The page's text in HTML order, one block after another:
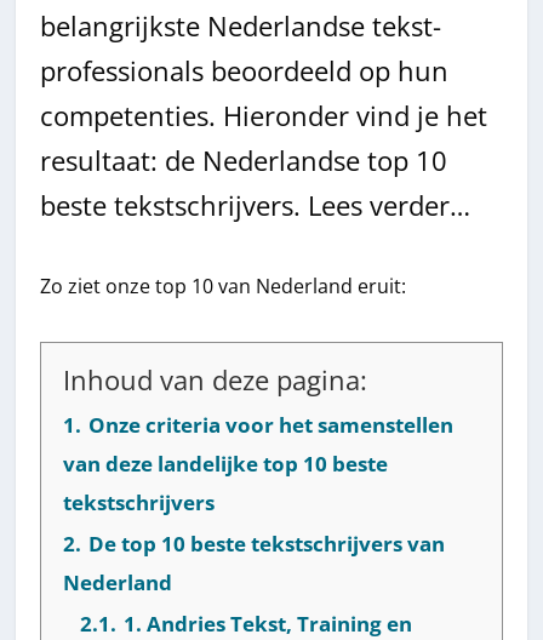
belangrijkste Nederlandse tekst-
professionals beoordeeld op hun
competenties. Hieronder vind je het
resultaat: de Nederlandse top 10
beste tekstschrijvers. Lees verder…
Zo ziet onze top 10 van Nederland eruit:
Inhoud van deze pagina:
1. Onze criteria voor het samenstellen
van deze landelijke top 10 beste
tekstschrijvers
2. De top 10 beste tekstschrijvers van
Nederland
2.1. 1. Andries Tekst, Training en